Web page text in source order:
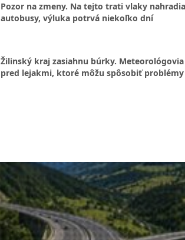
Pozor na zmeny. Na tejto trati vlaky nahradia
autobusy, výluka potrvá niekoľko dní
Žilinský kraj zasiahnu búrky.
pred lejakmi, ktoré môžu spôsobiť problémy